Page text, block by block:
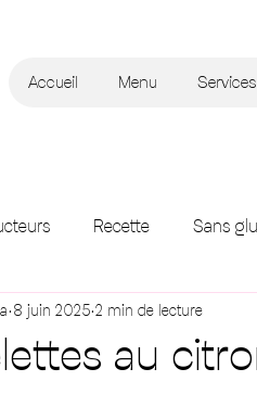
Accueil Menu Services
Recette Sans
pain dessert
au
8 juin 2025 2 min de lecture